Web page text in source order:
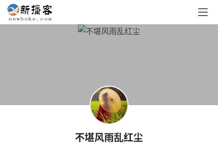
不堪风雨乱红尘